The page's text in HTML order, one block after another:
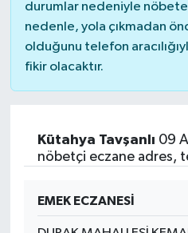
durumlar nedeniyle
nedenle, yola çıkmadan
olduğunu telefon
fikir olacaktır.
Kütahya Tavşanlı 09
nöbetçi eczane adres,
EMEK ECZANESİ